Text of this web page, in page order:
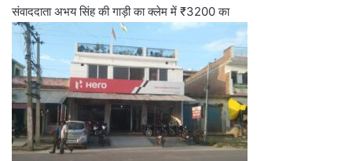
संवाददाता अभय सिंह की गाड़ी का क्लेम में ₹3200 का